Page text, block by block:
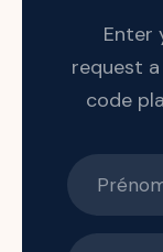
Enter
request
code